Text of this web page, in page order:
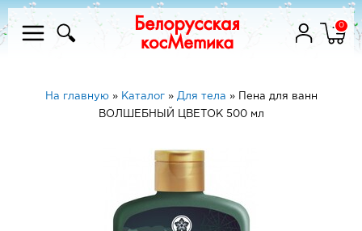
0
На главную» Каталог» Для тела »
Пена для ванн
ВОЛШЕБНЫЙ ЦВЕТОК 500 мл